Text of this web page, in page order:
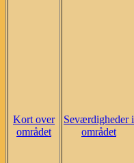
Kort over
området
Seværdigheder i
området